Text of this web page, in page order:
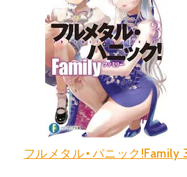
フルメタル・パニック!Family